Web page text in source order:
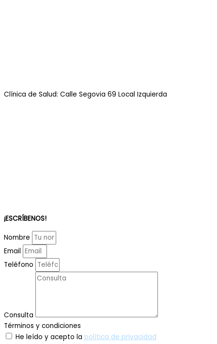
Clínica de Salud: Calle Segovia 69 Local Izquierda
¡ESCRÍBENOS!
Nombre
Email
Teléfono
Consulta
Términos y condiciones
He leído y acepto la política de privacidad